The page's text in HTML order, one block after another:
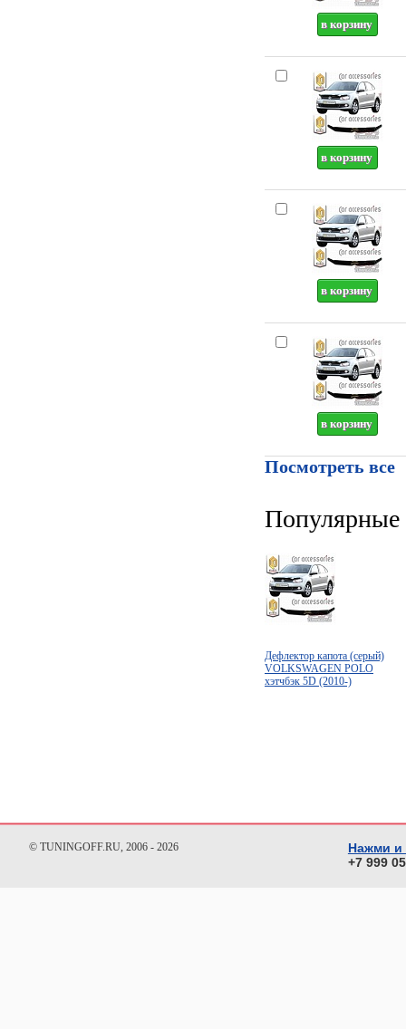
Посмотреть все
Популярные
Дефлектор капота (серый)
VOLKSWAGEN POLO
хэтчбэк 5D (2010-)
© TUNINGOFF.RU, 2006 - 2026
Нажми и
+7 999